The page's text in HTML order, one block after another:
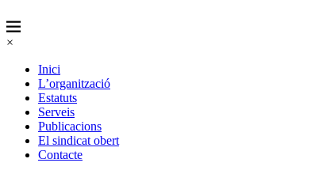
×
Inici
L’organització
Estatuts
Serveis
Publicacions
El sindicat obert
Contacte